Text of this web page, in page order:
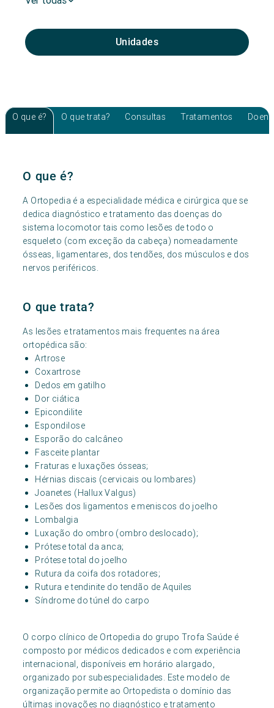
Unidades
O que é? O que trata? Consultas Tratamentos
O que é?
A Ortopedia é a especialidade médica e cirúrgica que se
dedica diagnóstico e tratamento das doenças do
sistema locomotor tais como lesões de todo o
esqueleto (com exceção da cabeça) nomeadamente
ósseas, ligamentares, dos tendões, dos músculos e dos
nervos periféricos.
O que trata?
As lesões e tratamentos mais frequentes na área
ortopédica são:
Artrose
Coxartrose
Dedos em gatilho
Dor ciática
Epicondilite
Espondilose
Esporão do calcâneo
Fasceite plantar
Fraturas e luxações ósseas;
Hérnias discais (cervicais ou lombares)
Joanetes (Hallux Valgus)
Lesões dos ligamentos e meniscos do joelho
Lombalgia
Luxação do ombro (ombro deslocado);
Prótese total da anca;
Prótese total do joelho
Rutura da coifa dos rotadores;
Rutura e tendinite do tendão de Aquiles
Síndrome do túnel do carpo
O corpo clínico de Ortopedia do grupo Trofa Saúde é
composto por médicos dedicados e com experiência
internacional, disponíveis em horário alargado,
organizado por subespecialidades. Este modelo de
organização permite ao Ortopedista o domínio das
últimas inovações no diagnóstico e tratamento